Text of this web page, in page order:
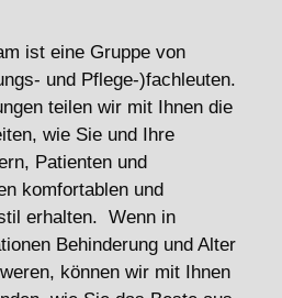
ist eine Gruppe von
und Pflege-)fachleuten.
teilen wir mit Ihnen die
wie Sie und Ihre
Patienten und
komfortablen und
erhalten. Wenn in
Behinderung und Alter
können wir mit Ihnen